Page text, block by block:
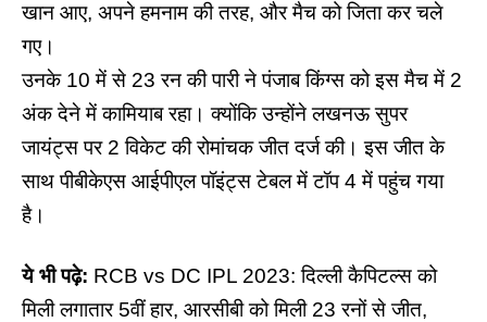
खान आए, अपने हमनाम की तरह, और मैच को जिता कर चले
गए।
उनके 10 में से 23 रन की पारी ने पंजाब किंग्स को इस मैच में 2
अंक देने में कामियाब रहा। क्योंकि उन्होंने लखनऊ सुपर
जायंट्स पर 2 विकेट की रोमांचक जीत दर्ज की। इस जीत के
साथ पीबीकेएस आईपीएल पॉइंट्स टेबल में टॉप 4 में पहुंच गया
है।
ये भी पढ़े: RCB vs DC IPL 2023: दिल्ली कैपिटल्स को
मिली लगातार 5वीं हार, आरसीबी को मिली 23 रनों से जीत,